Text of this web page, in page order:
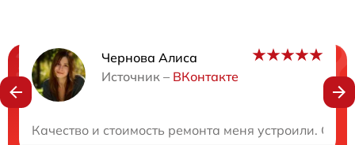
Чернова Алиса
Источник – ВКонтакте
Качество и стоимость ремонта меня устроили.
Нужна консультация?